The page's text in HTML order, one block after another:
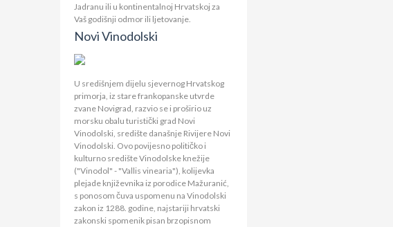
Jadranu ili u kontinentalnoj Hrvatskoj za
Vaš godišnji odmor ili ljetovanje.
Novi Vinodolski
U središnjem dijelu sjevernog Hrvatskog
primorja, iz stare frankopanske utvrde
zvane Novigrad, razvio se i proširio uz
morsku obalu turistički grad Novi
Vinodolski, središte današnje Rivijere Novi
Vinodolski. Ovo povijesno političko i
kulturno središte Vinodolske knežije
("Vinodol" - "Vallis vinearia"), kolijevka
plejade književnika iz porodice Mažuranić,
s ponosom čuva uspomenu na Vinodolski
zakon iz 1288. godine, najstariji hrvatski
zakonski spomenik pisan brzopisnom